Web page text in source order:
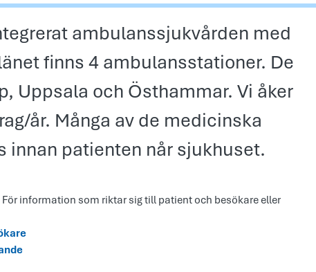
ambulanssjukvården med
finns 4 ambulansstationer. De
Uppsala och Östhammar. Vi åker
år. Många av de medicinska
innan patienten når sjukhuset.
information som riktar sig till patient och besökare eller